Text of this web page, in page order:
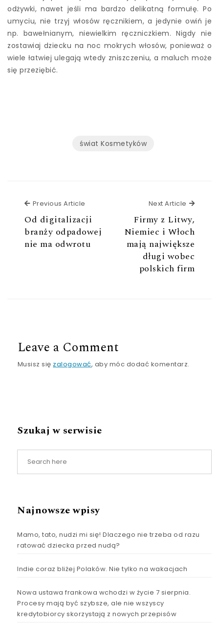
odżywki, nawet jeśli ma bardzo delikatną formułę. Po
umyciu, nie trzyj włosów ręcznikiem, a jedynie owiń je
np. bawełnianym, niewielkim ręczniczkiem. Nigdy nie
zostawiaj dziecku na noc mokrych włosów, ponieważ o
wiele łatwiej ulegają wtedy zniszczeniu, a maluch może
się przeziębić.
świat Kosmetyków
Previous Article
Od digitalizacji
branży odpadowej
nie ma odwrotu
Next Article Next
Firmy z Litwy,
Niemiec i Włoch
mają największe
długi wobec
polskich firm
Leave a Comment
Musisz się zalogować, aby móc dodać komentarz.
Szukaj w serwisie
Najnowsze wpisy
Mamo, tato, nudzi mi się! Dlaczego nie trzeba od razu
ratować dziecka przed nudą?
Indie coraz bliżej Polaków. Nie tylko na wakacjach
Nowa ustawa frankowa wchodzi w życie 7 sierpnia.
Procesy mają być szybsze, ale nie wszyscy
kredytobiorcy skorzystają z nowych przepisów